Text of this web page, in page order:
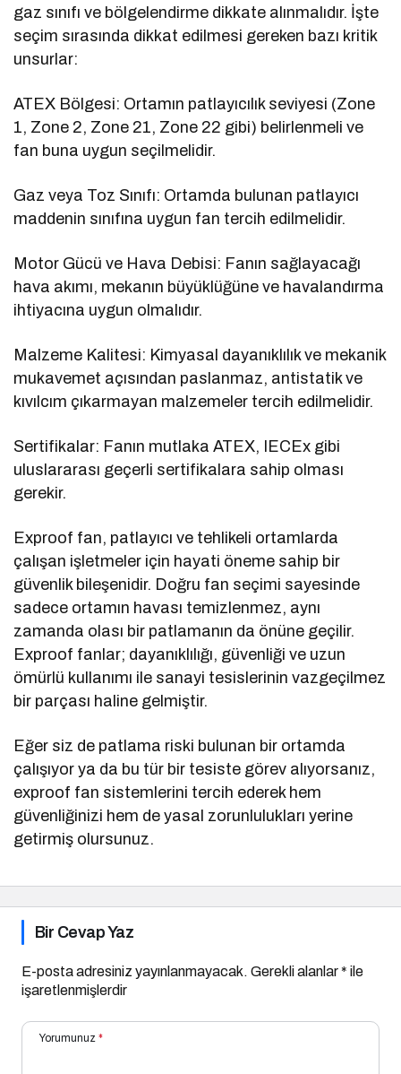
gaz sınıfı ve bölgelendirme dikkate alınmalıdır. İşte
seçim sırasında dikkat edilmesi gereken bazı kritik
unsurlar:
ATEX Bölgesi: Ortamın patlayıcılık seviyesi (Zone
1, Zone 2, Zone 21, Zone 22 gibi) belirlenmeli ve
fan buna uygun seçilmelidir.
Gaz veya Toz Sınıfı: Ortamda bulunan patlayıcı
maddenin sınıfına uygun fan tercih edilmelidir.
Motor Gücü ve Hava Debisi: Fanın sağlayacağı
hava akımı, mekanın büyüklüğüne ve havalandırma
ihtiyacına uygun olmalıdır.
Malzeme Kalitesi: Kimyasal dayanıklılık ve mekanik
mukavemet açısından paslanmaz, antistatik ve
kıvılcım çıkarmayan malzemeler tercih edilmelidir.
Sertifikalar: Fanın mutlaka ATEX, IECEx gibi
uluslararası geçerli sertifikalara sahip olması
gerekir.
Exproof fan, patlayıcı ve tehlikeli ortamlarda
çalışan işletmeler için hayati öneme sahip bir
güvenlik bileşenidir. Doğru fan seçimi sayesinde
sadece ortamın havası temizlenmez, aynı
zamanda olası bir patlamanın da önüne geçilir.
Exproof fanlar; dayanıklılığı, güvenliği ve uzun
ömürlü kullanımı ile sanayi tesislerinin vazgeçilmez
bir parçası haline gelmiştir.
Eğer siz de patlama riski bulunan bir ortamda
çalışıyor ya da bu tür bir tesiste görev alıyorsanız,
exproof fan sistemlerini tercih ederek hem
güvenliğinizi hem de yasal zorunlulukları yerine
getirmiş olursunuz.
Bir Cevap Yaz
E-posta adresiniz yayınlanmayacak. Gerekli alanlar* ile
işaretlenmişlerdir
Yorumunuz *